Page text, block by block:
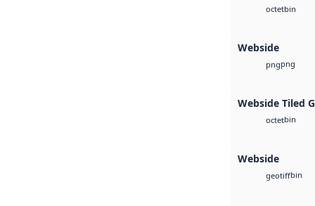
octetbin
Webside
pngpng
Webside Tiled
octetbin
Webside
geotiffbin